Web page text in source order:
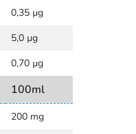
0,35 µg
5,0 µg
0,70 µg
100ml
200 mg